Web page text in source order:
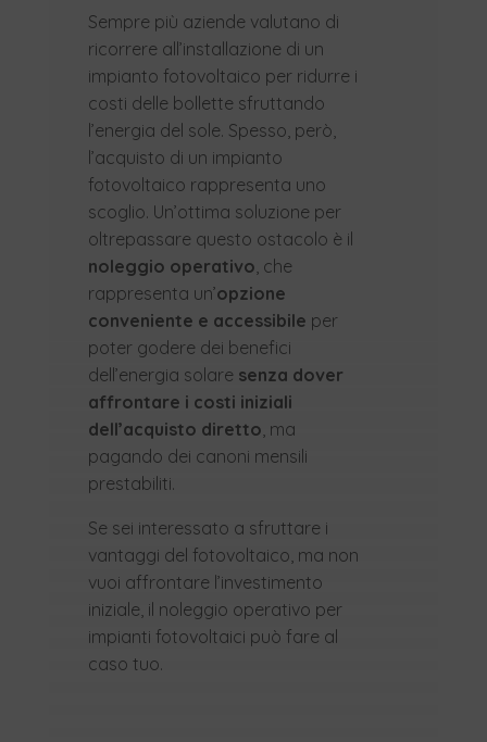
Sempre più aziende valutano di
ricorrere all’installazione di un
impianto fotovoltaico per ridurre i
costi delle bollette sfruttando
l’energia del sole. Spesso, però,
l’acquisto di un impianto
fotovoltaico rappresenta uno
scoglio. Un’ottima soluzione per
oltrepassare questo ostacolo è il
noleggio operativo , che
rappresenta un’opzione
conveniente e accessibile per
poter godere dei benefici
dell’energia solare senza dover
affrontare i costi iniziali
dell’acquisto diretto , ma
pagando dei canoni mensili
prestabiliti.
Se sei interessato a sfruttare i
vantaggi del fotovoltaico, ma non
vuoi affrontare l’investimento
iniziale, il noleggio operativo per
impianti fotovoltaici può fare al
caso tuo.